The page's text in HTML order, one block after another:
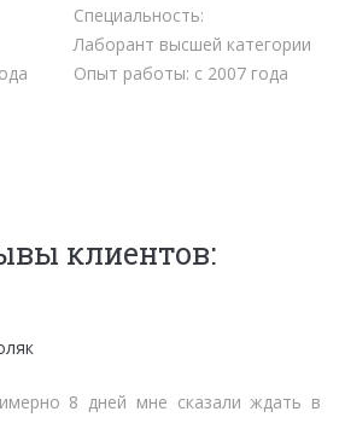
Специальность:
Лаборант высшей категории
Опыт работы: с 2007 года
клиентов:
нет времени тратить на стояние в